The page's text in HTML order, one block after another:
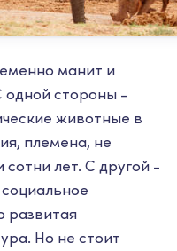
манит и
одной стороны -
животные в
племена, не
лет. С другой -
развитая
Но не стоит